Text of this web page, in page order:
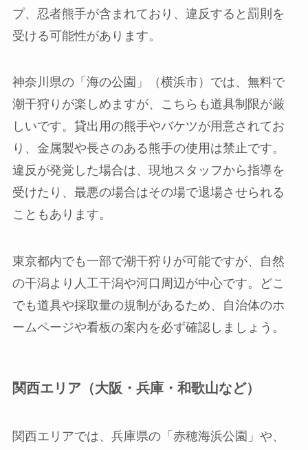
プ、忍者熊手が含まれており、違反すると罰則を
受ける可能性があります。
神奈川県の「海の公園」（横浜市）では、無料で
潮干狩りが楽しめますが、こちらも道具制限が厳
しいです。貸出用の熊手やバケツが用意されてお
り、金属製や長さのある熊手の使用は禁止です。
違反が発覚した場合は、現地スタッフから指導を
受けたり、最悪の場合はその場で退場させられる
こともあります。
東京都内でも一部で潮干狩りが可能ですが、自然
の干潟より人工干潟や河口周辺が中心です。どこ
でも道具や採取量の規制があるため、自治体のホ
ームページや看板の案内を必ず確認しましょう。
関西エリア（大阪・兵庫・和歌山など）
関西エリアでは、兵庫県の「赤穂海浜公園」や、